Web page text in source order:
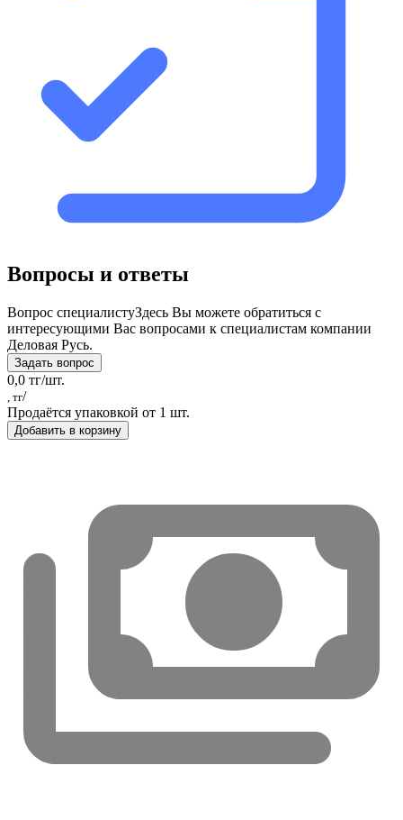
Вопросы и ответы
Вопрос специалистуЗдесь Вы можете обратиться с
интересующими Вас вопросами к специалистам компании
Деловая Русь.
Задать вопрос
0,0 тг/шт.
, тг/
Продаётся упаковкой от 1 шт.
Добавить в корзину